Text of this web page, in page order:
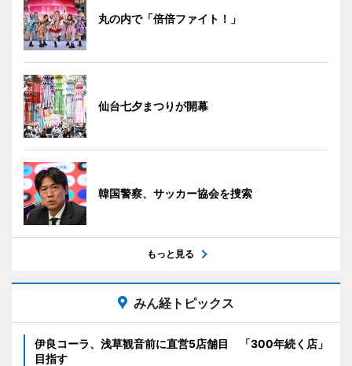
丸の内で「倍倍ファイト！」
仙台七夕まつりが開幕
韓国警察、サッカー協会を捜索
もっと見る
みん経トピックス
伊良コーラ、浅草観音前に直営5店舗目 「300年続く店」
目指す